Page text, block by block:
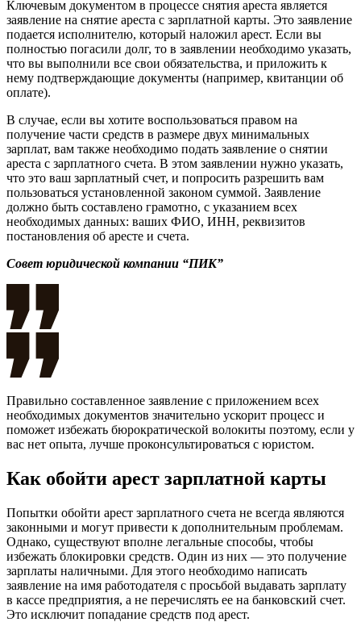
Ключевым документом в процессе снятия ареста является
заявление на снятие ареста с зарплатной карты. Это заявление
подается исполнителю, который наложил арест. Если вы
полностью погасили долг, то в заявлении необходимо указать,
что вы выполнили все свои обязательства, и приложить к
нему подтверждающие документы (например, квитанции об
оплате).
В случае, если вы хотите воспользоваться правом на
получение части средств в размере двух минимальных
зарплат, вам также необходимо подать заявление о снятии
ареста с зарплатного счета. В этом заявлении нужно указать,
что это ваш зарплатный счет, и попросить разрешить вам
пользоваться установленной законом суммой. Заявление
должно быть составлено грамотно, с указанием всех
необходимых данных: ваших ФИО, ИНН, реквизитов
постановления об аресте и счета.
Совет юридической компании “ПИК”
Правильно составленное заявление с приложением всех
необходимых документов значительно ускорит процесс и
поможет избежать бюрократической волокиты поэтому, если у
вас нет опыта, лучше проконсультироваться с юристом.
Как обойти арест зарплатной карты
Попытки обойти арест зарплатного счета не всегда являются
законными и могут привести к дополнительным проблемам.
Однако, существуют вполне легальные способы, чтобы
избежать блокировки средств. Один из них — это получение
зарплаты наличными. Для этого необходимо написать
заявление на имя работодателя с просьбой выдавать зарплату
в кассе предприятия, а не перечислять ее на банковский счет.
Это исключит попадание средств под арест.